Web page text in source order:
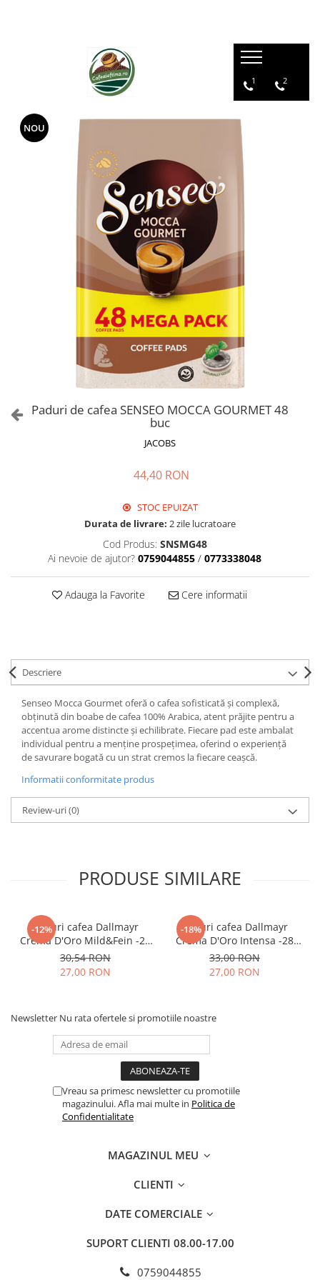
1 2
NOU
Paduri de cafea SENSEO MOCCA GOURMET 48
buc
JACOBS
44,40 RON
STOC EPUIZAT
Durata de livrare: 2 zile lucratoare
Cod Produs: SNSMG48
Ai nevoie de ajutor? 0759044855 / 0773338048
Adauga la Favorite Cere informatii
Descriere
Senseo Mocca Gourmet oferă o cafea sofisticată și complexă,
obținută din boabe de cafea 100% Arabica, atent prăjite pentru a
accentua arome distincte și echilibrate. Fiecare pad este ambalat
individual pentru a menține prospețimea, oferind o experiență
de savurare bogată cu un strat cremos la fiecare ceașcă.
Informatii conformitate produs
Review-uri(0)
PRODUSE SIMILARE
-12%
Paduri cafea Dallmayr
Crema D'Oro Mild&Fein -28
buc
30,54 RON
27,00 RON
-18%
Paduri cafea Dallmayr
Crema D'Oro Intensa -28
buc
33,00 RON
27,00 RON
Newsletter Nu rata ofertele si promotiile noastre
Vreau sa primesc newsletter cu promotiile
magazinului. Afla mai multe in Politica de
Confidentialitate
MAGAZINUL MEU
CLIENTI
DATE COMERCIALE
SUPORT CLIENTI 08.00-17.00
0759044855